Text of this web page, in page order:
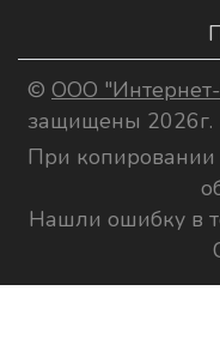
© ООО
защищены 2026г.
При копировании
Нашли ошибку в